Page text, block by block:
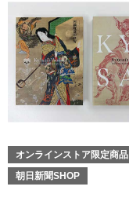
アクセサリー
オンラインストア限定商品
朝日新聞SHOP